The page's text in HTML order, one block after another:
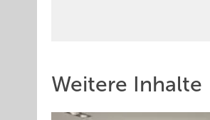
Weitere Inhalte